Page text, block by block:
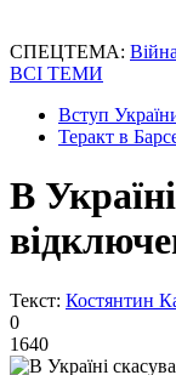
СПЕЦТЕМА:
ВСІ ТЕМИ
Вступ
Теракт в
В
Текст: Костянтин
0
1640